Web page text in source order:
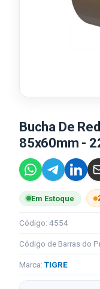
Bucha De
85x60mm -
Em Estoque
Código: 4554
Código de Barras do
Marca: TIGRE